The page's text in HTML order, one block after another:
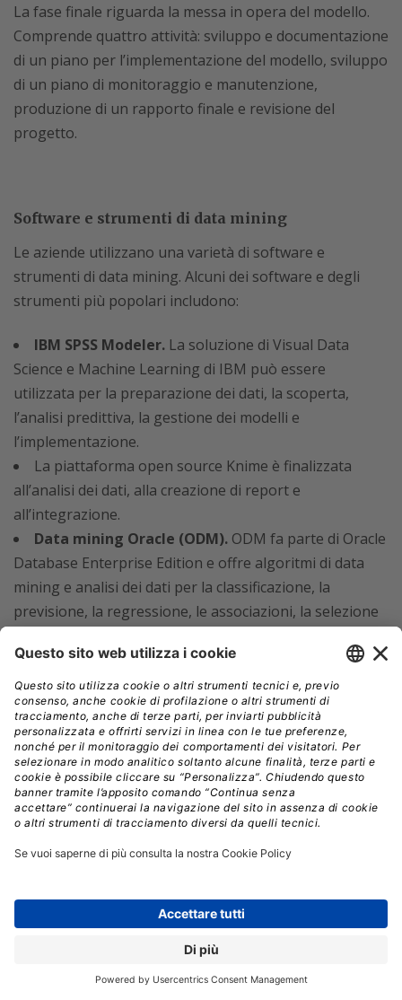
La fase finale riguarda la messa in opera del modello.
Comprende quattro attività: sviluppo e documentazione
di un piano per l’implementazione del modello, sviluppo
di un piano di monitoraggio e manutenzione,
produzione di un rapporto finale e revisione del
progetto.
Software e strumenti di data mining
Le aziende utilizzano una varietà di software e
strumenti di data mining. Alcuni dei software e degli
strumenti più popolari includono:
IBM SPSS Modeler. La soluzione di Visual Data
Science e Machine Learning di IBM può essere
utilizzata per la preparazione dei dati, la scoperta,
l’analisi predittiva, la gestione dei modelli e
l’implementazione.
La piattaforma open source Knime è finalizzata
all’analisi dei dati, alla creazione di report e
all’integrazione.
Data mining Oracle (ODM). ODM fa parte di Oracle
Database Enterprise Edition e offre algoritmi di data
mining e analisi dei dati per la classificazione, la
previsione, la regressione, le associazioni, la selezione
l’estrazione delle funzionalità e l’analisi specializzata.
Orange Data Mining.Orange è un toolkit open
source per la visualizzazione dei dati, il machine
learning e il data mining.
R.Questo linguaggio di programmazione open
source e ambiente software gratuito è ampiamente
utilizzato dai data miner. Fondata da Revolution
Analytics, R ha anche supporto commerciale ed
estensioni. Microsoft ha acquisito Revolution Analytics
Power BI, Azure SQL Managed Instance, Azure Cortana
Intelligence, Microsoft ML Server e Visual Studio 2017.
Anche Oracle, IBM e Tibco supportano R nelle loro